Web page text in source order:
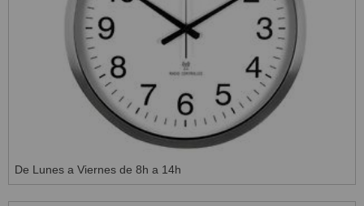
De Lunes a Viernes de 8h a 14h